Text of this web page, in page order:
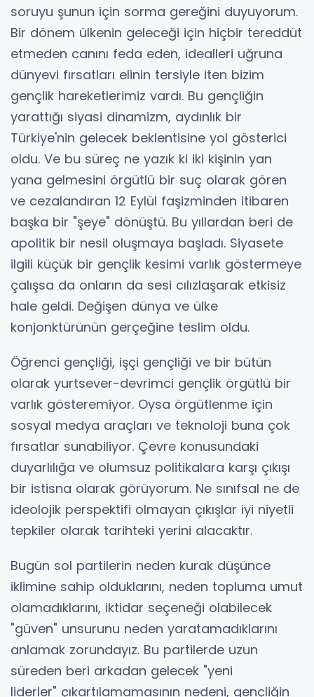
soruyu şunun için sorma gereğini duyuyorum.
Bir dönem ülkenin geleceği için hiçbir tereddüt
etmeden canını feda eden, idealleri uğruna
dünyevi fırsatları elinin tersiyle iten bizim
gençlik hareketlerimiz vardı. Bu gençliğin
yarattığı siyasi dinamizm, aydınlık bir
Türkiye'nin gelecek beklentisine yol gösterici
oldu. Ve bu süreç ne yazık ki iki kişinin yan
yana gelmesini örgütlü bir suç olarak gören
ve cezalandıran 12 Eylül faşizminden itibaren
başka bir "şeye" dönüştü. Bu yıllardan beri de
apolitik bir nesil oluşmaya başladı. Siyasete
ilgili küçük bir gençlik kesimi varlık göstermeye
çalışsa da onların da sesi cılızlaşarak etkisiz
hale geldi. Değişen dünya ve ülke
konjonktürünün gerçeğine teslim oldu.
Öğrenci gençliği, işçi gençliği ve bir bütün
olarak yurtsever-devrimci gençlik örgütlü bir
varlık gösteremiyor. Oysa örgütlenme için
sosyal medya araçları ve teknoloji buna çok
fırsatlar sunabiliyor. Çevre konusundaki
duyarlılığa ve olumsuz politikalara karşı çıkışı
bir istisna olarak görüyorum. Ne sınıfsal ne de
ideolojik perspektifi olmayan çıkışlar iyi niyetli
tepkiler olarak tarihteki yerini alacaktır.
Bugün sol partilerin neden kurak düşünce
iklimine sahip olduklarını, neden topluma umut
olamadıklarını, iktidar seçeneği olabilecek
"güven" unsurunu neden yaratamadıklarını
anlamak zorundayız. Bu partilerde uzun
süreden beri arkadan gelecek "yeni
liderler" çıkartılamamasının nedeni, gençliğin